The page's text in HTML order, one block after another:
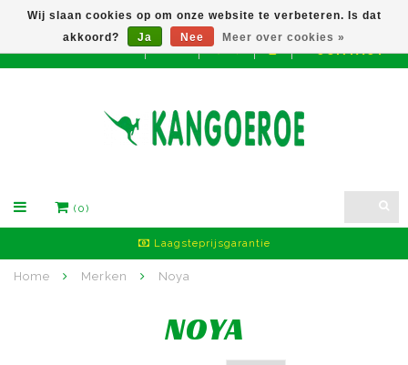
EUR CONTACT
(0)
Laagsteprijsgarantie
Home Merken Noya
NOYA
Wij slaan cookies op om onze website te verbeteren. Is dat
akkoord?
Ja Nee Meer over cookies »